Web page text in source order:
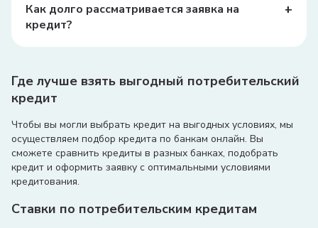
миллионов сумов.
Как долго рассматривается заявка на
кредит?
+
Где лучше взять выгодный потребительский
кредит
Чтобы вы могли выбрать кредит на выгодных условиях, мы
осуществляем подбор кредита по банкам онлайн. Вы
сможете сравнить кредиты в разных банках, подобрать
кредит и оформить заявку с оптимальными условиями
кредитования.
Ставки по потребительским кредитам